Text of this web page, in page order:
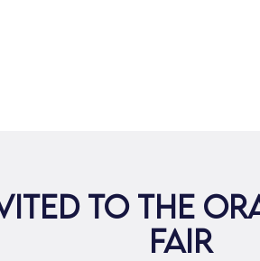
TO THE
FAIR